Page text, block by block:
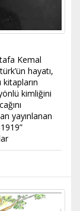
Kemal
hayatı,
kimliğini
yayınlanan